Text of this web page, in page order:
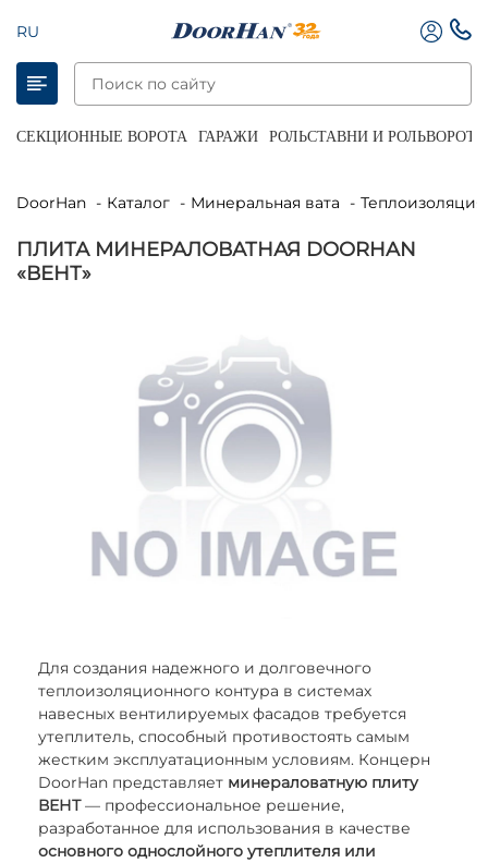
RU
СЕКЦИОННЫЕ ВОРОТА ГАРАЖИ РОЛЬСТАВНИ И РОЛЬВОРОТА
DoorHan Каталог Минеральная вата
ПЛИТА МИНЕРАЛОВАТНАЯ DOORHAN
«ВЕНТ»
Для создания надежного и долговечного
теплоизоляционного контура в системах
навесных вентилируемых фасадов требуется
утеплитель, способный противостоять самым
жестким эксплуатационным условиям. Концерн
DoorHan представляет минераловатную плиту
ВЕНТ— профессиональное решение,
разработанное для использования в качестве
основного однослойного утеплителя или